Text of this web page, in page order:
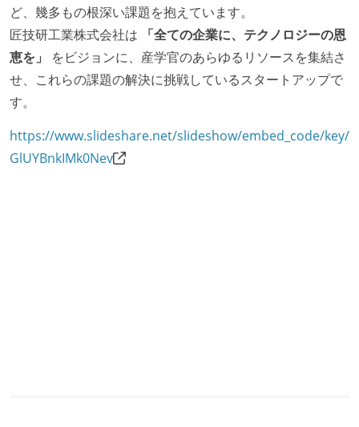
ど、幾多もの根深い課題を抱えています。
匠技研工業株式会社は
「全ての企業に、テクノロジーの恩
恵を」
をビジョンに、産学官のあらゆるリソースを集結さ
せ、これらの課題の解決に挑戦しているスタートアップで
す。
https://www.slideshare.net/slideshow/embed_code/key/
GlUYBnkIMk0Nev